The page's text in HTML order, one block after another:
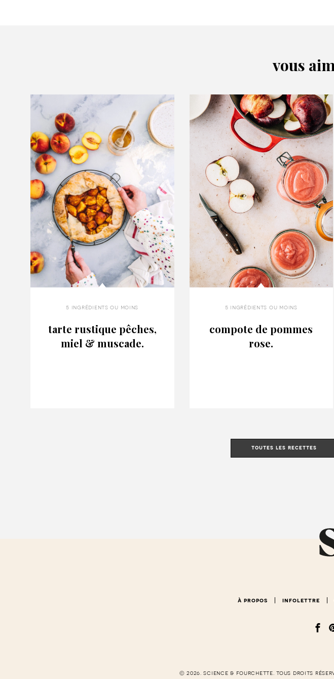
vous
5 ingrédients ou moins
tarte rustique pêches,
miel & muscade.
5 ingrédients ou moins
compote de pommes
rose.
toutes les recettes
à propos infolettre
© 2026. science & fourchette. tous droits